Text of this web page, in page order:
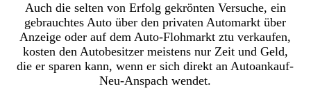
Auch die selten von Erfolg gekrönten Versuche, ein
gebrauchtes Auto über den privaten Automarkt über
Anzeige oder auf dem Auto-Flohmarkt ztu verkaufen,
kosten den Autobesitzer meistens nur Zeit und Geld,
die er sparen kann, wenn er sich direkt an Autoankauf-
Neu-Anspach wendet.